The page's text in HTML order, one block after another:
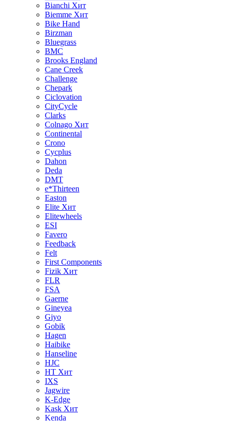
Bianchi Хит
Biemme Хит
Bike Hand
Birzman
Bluegrass
BMC
Brooks England
Cane Creek
Challenge
Chepark
Ciclovation
CityCycle
Clarks
Colnago Хит
Continental
Crono
Cycplus
Dahon
Deda
DMT
e*Thirteen
Easton
Elite Хит
Elitewheels
ESI
Favero
Feedback
Felt
First Components
Fizik Хит
FLR
FSA
Gaerne
Gineyea
Giyo
Gobik
Hagen
Haibike
Hanseline
HJC
HT Хит
IXS
Jagwire
K-Edge
Kask Хит
Kenda